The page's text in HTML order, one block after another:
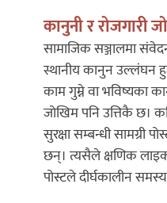
कानुनी र रोजगारी
सामाजिक सञ्जालमा
स्थानीय कानुन उल्लंघन
काम गुम्ने वा भविष्यका
जोखिम पनि उत्तिकै छ।
सुरक्षा सम्बन्धी सामग्री
छन्। त्यसैले क्षणिक
पोस्टले दीर्घकालीन